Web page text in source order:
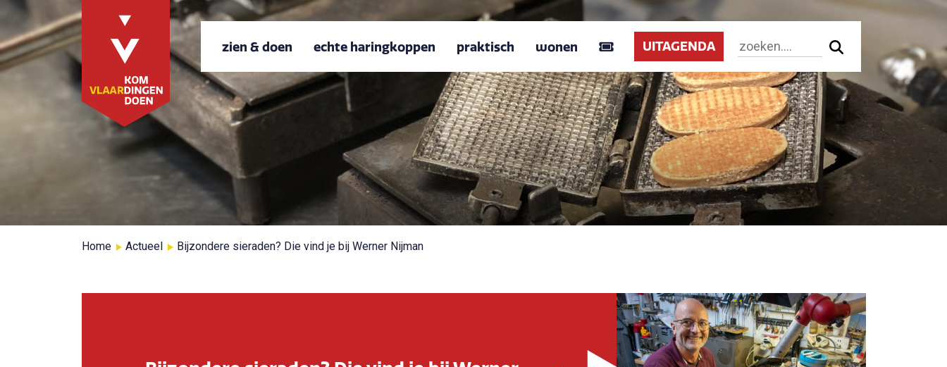
zien & doen echte haringkoppen praktisch wonen UITAGENDA
Home Actueel Bijzondere sieraden? Die vind je bij Werner Nijman